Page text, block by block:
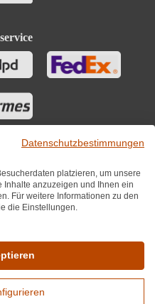
Datenschutzbestimmungen
platzieren, um unsere
Inhalte anzuzeigen und Ihnen ein
Für weitere Informationen zu den
die Einstellungen.